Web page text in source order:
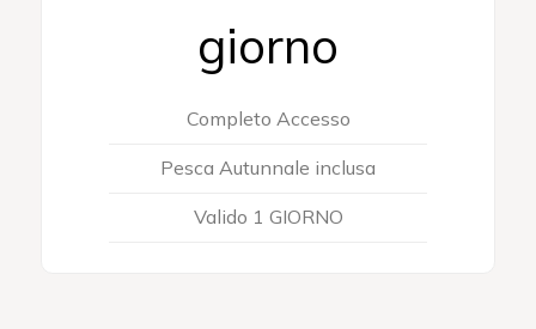
giorno
Completo Accesso
Pesca Autunnale inclusa
Valido 1 GIORNO